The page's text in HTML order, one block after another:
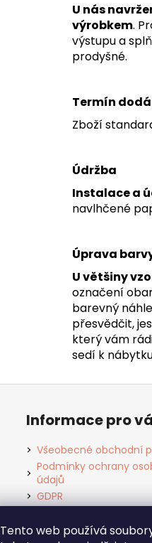
Tento web používá
U nás
výrobkem.
výstupu a
prodyšné.
Termín
Zboží
Údržba
Instalace a
navlhčené
Úprava
U většiny
označení
barevný
přesvědčit,
který vám
sedí k
Informace pro
Všeobecné obchodní
Podmínky ochrany
údajů
GDPR
Kontakt